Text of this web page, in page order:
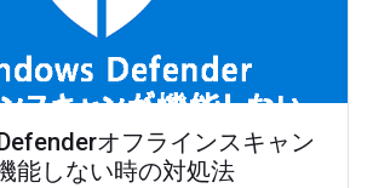
オフラインスキャン
能しない時の対処法